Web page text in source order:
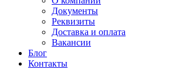
Документы
Реквизиты
Доставка и оплата
Вакансии
Блог
Контакты